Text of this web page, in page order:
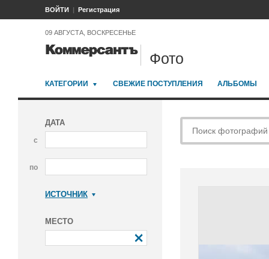
ВОЙТИ Регистрация
09 АВГУСТА, ВОСКРЕСЕНЬЕ
Фото
КАТЕГОРИИ СВЕЖИЕ ПОСТУПЛЕНИЯ АЛЬБОМЫ
ДАТА
с
по
ИСТОЧНИК
МЕСТО